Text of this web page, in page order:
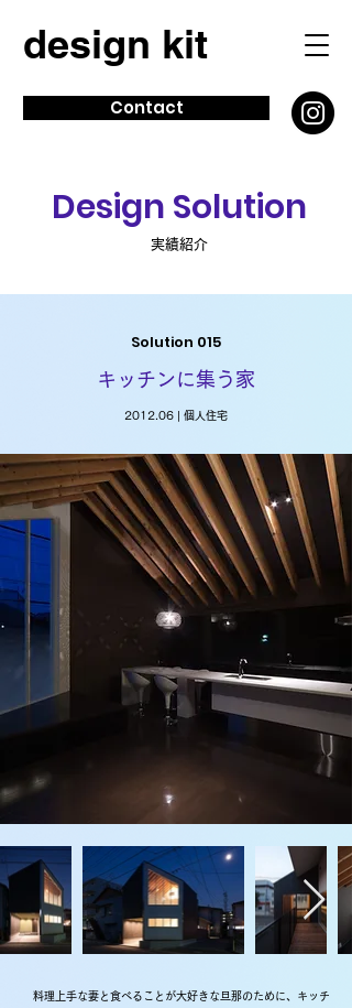
design kit
Contact
Design Solution
実績紹介
Solution 015
キッチンに集う家
2012.06 | 個人住宅
料理上手な妻と食べることが大好きな旦那のために、キッチ